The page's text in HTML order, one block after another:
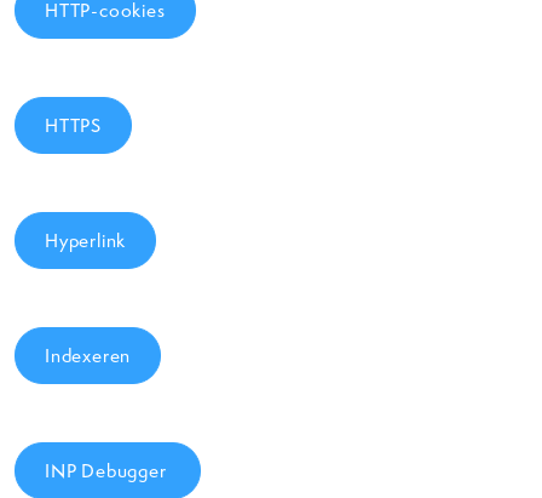
HTTP-cookies
HTTPS
Hyperlink
Indexeren
INP Debugger